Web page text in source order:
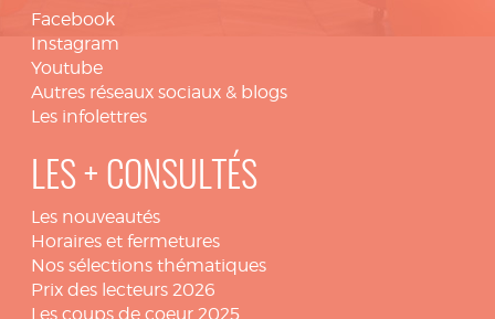
Facebook
Instagram
Youtube
Autres réseaux sociaux & blogs
Les infolettres
LES + CONSULTÉS
Les nouveautés
Horaires et fermetures
Nos sélections thématiques
Prix des lecteurs 2026
Les coups de coeur 2025